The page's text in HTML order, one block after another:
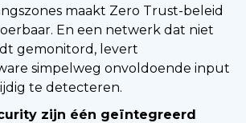
maakt Zero Trust-beleid
En een netwerk dat niet
gemonitord, levert
simpelweg onvoldoende input
te detecteren.
zijn één geïntegreerd